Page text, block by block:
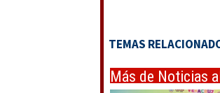
TEMAS
Más de Noticias